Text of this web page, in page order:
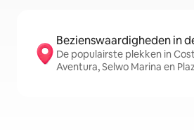
Bezienswaardigheden in
De populairste plekken in
Aventura, Selwo Marina en